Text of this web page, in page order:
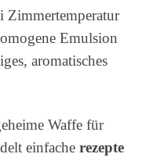
Zimmertemperatur
Emulsion
aromatisches
Waffe für
einfache rezepte